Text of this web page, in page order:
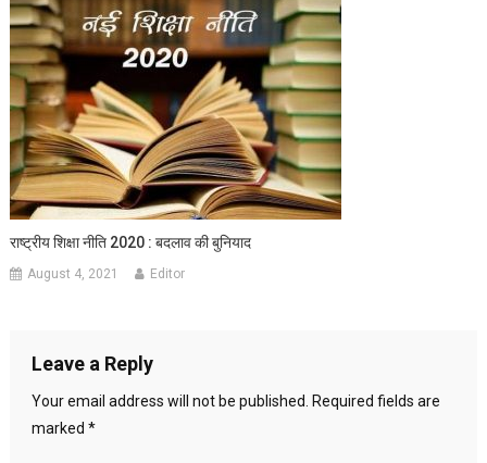
राष्ट्रीय शिक्षा नीति 2020 : बदलाव की बुनियाद
August 4, 2021 Editor
Leave a Reply
Your email address will not be published. Required fields are
marked *